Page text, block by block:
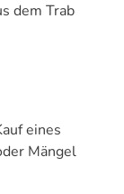
dem Trab
eines
Mängel